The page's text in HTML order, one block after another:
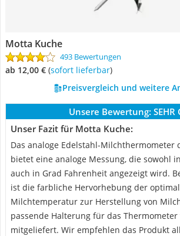
Motta Kuche
493 Bewertungen
ab 12,00 € ( Sofort lieferbar)
Preisvergleich und weitere
Unsere Bewertung: SEHR
Unser Fazit für Motta Kuche:
Das analoge Edelstahl-Milchthermometer
bietet eine analoge Messung, die sowohl
auch in Grad Fahrenheit angezeigt wird.
ist die farbliche Hervorhebung der
Milchtemperatur zur Herstellung von
passende Halterung für das
mitgeliefert. Wir empfehlen das Produkt